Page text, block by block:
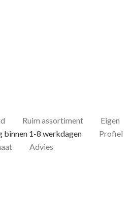
Ruim assortiment
Eigen
binnen 1-8 werkdagen
Profiel
Advies